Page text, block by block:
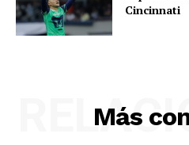
Cincinnati
Más